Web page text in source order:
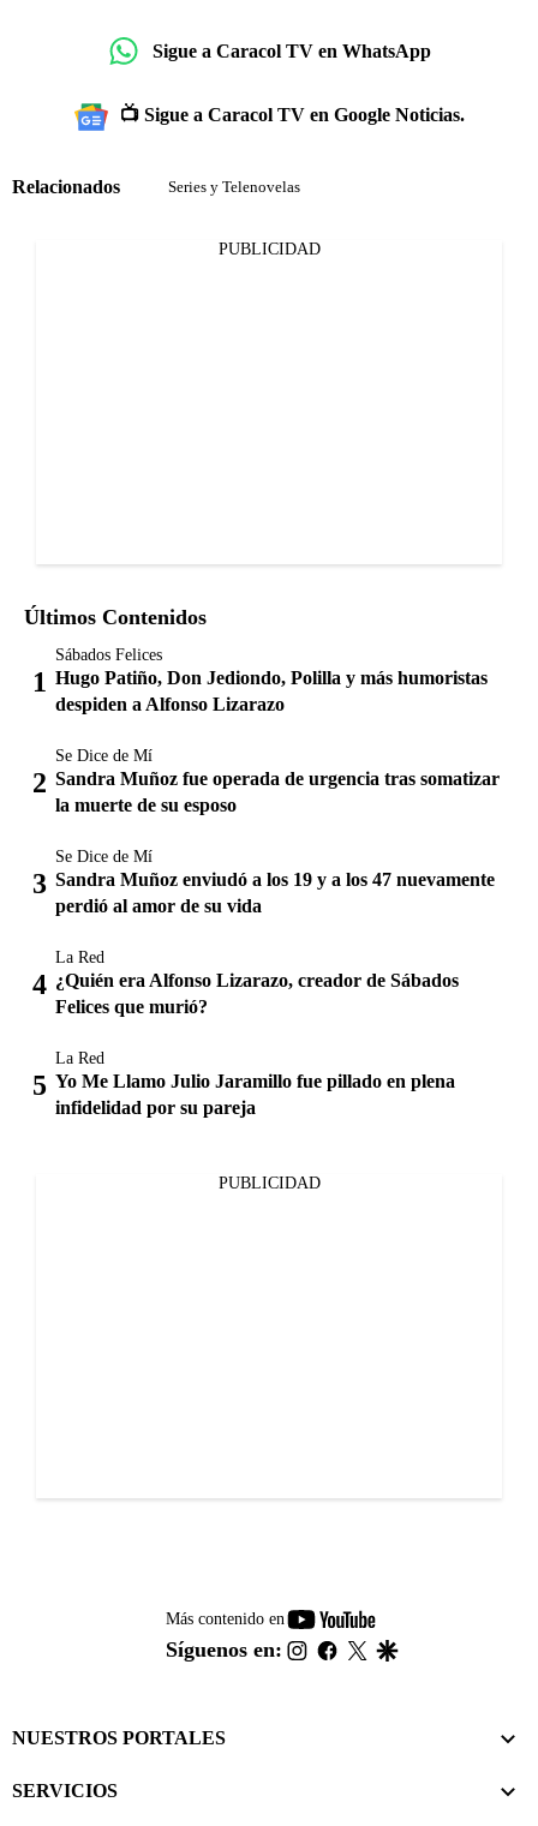
Sigue a Caracol TV en WhatsApp
📺 Sigue a Caracol TV en Google Noticias.
Relacionados Series y Telenovelas
PUBLICIDAD
Últimos Contenidos
Sábados Felices
Hugo Patiño, Don Jediondo, Polilla y más humoristas
despiden a Alfonso Lizarazo
Se Dice de Mí
Sandra Muñoz fue operada de urgencia tras somatizar
la muerte de su esposo
Se Dice de Mí
Sandra Muñoz enviudó a los 19 y a los 47 nuevamente
perdió al amor de su vida
La Red
¿Quién era Alfonso Lizarazo, creador de Sábados
Felices que murió?
La Red
Yo Me Llamo Julio Jaramillo fue pillado en plena
infidelidad por su pareja
PUBLICIDAD
Más contenido en
youtube-
footer
Síguenos en: instagram
facebook
twitter
NUESTROS PORTALES
SERVICIOS